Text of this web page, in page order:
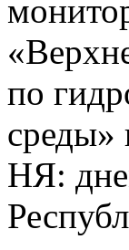
по
среды»
НЯ: